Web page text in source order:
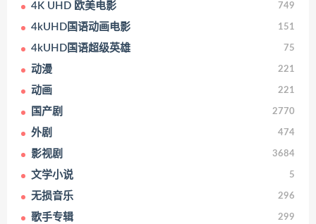
4K UHD 欧美电影 749
4kUHD国语动画电影 151
4kUHD国语超级英雄 75
动漫 221
动画 221
国产剧 2770
外剧 474
影视剧 3684
文学小说 5
无损音乐 296
歌手专辑 299